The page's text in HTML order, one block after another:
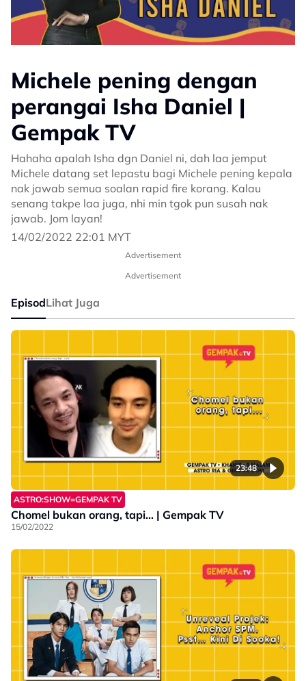
Michele pening dengan
perangai Isha Daniel |
Gempak TV
Hahaha apalah Isha dgn Daniel ni, dah laa jemput
Michele datang set lepastu bagi Michele pening kepala
nak jawab semua soalan rapid fire korang. Kalau
senang takpe laa juga, nhi min tgok pun susah nak
jawab. Jom layan!
14/02/2022 22:01 MYT
Advertisement
Advertisement
EpisodLihat Juga
23:48
ASTRO:SHOW=GEMPAK TV
Chomel bukan orang, tapi... | Gempak TV
15/02/2022